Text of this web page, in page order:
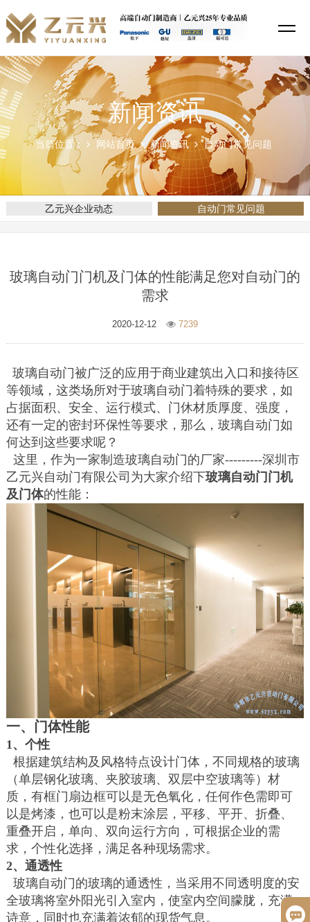
新闻资讯
当前位置： 网站首页 新闻资讯 自动门常见问题
乙元兴企业动态 自动门常见问题
玻璃自动门门机及门体的性能满足您对自动门的
需求
2020-12-12 7239
玻璃自动门被广泛的应用于商业建筑出入口和接待区
等领域，这类场所对于玻璃自动门着特殊的要求，如
占据面积、安全、运行模式、门休材质厚度、强度，
还有一定的密封环保性等要求，那么，玻璃自动门如
何达到这些要求呢？
这里，作为一家制造玻璃自动门的厂家---------深圳市
乙元兴自动门有限公司为大家介绍下玻璃自动门门机
及门体的性能：
一、门体性能
1、个性
根据建筑结构及风格特点设计门体，不同规格的玻璃
（单层钢化玻璃、夹胶玻璃、双层中空玻璃等）材
质，有框门扇边框可以是无色氧化，任何作色需即可
以是烤漆，也可以是粉末涂层，平移、平开、折叠、
重叠开启，单向、双向运行方向，可根据企业的需
求，个性化选择，满足各种现场需求。
2、通透性
玻璃自动门的玻璃的通透性，当采用不同透明度的安
全玻璃将室外阳光引入室内，使室内空间朦胧，充满
诗意，同时也充满着浓郁的现货气息。